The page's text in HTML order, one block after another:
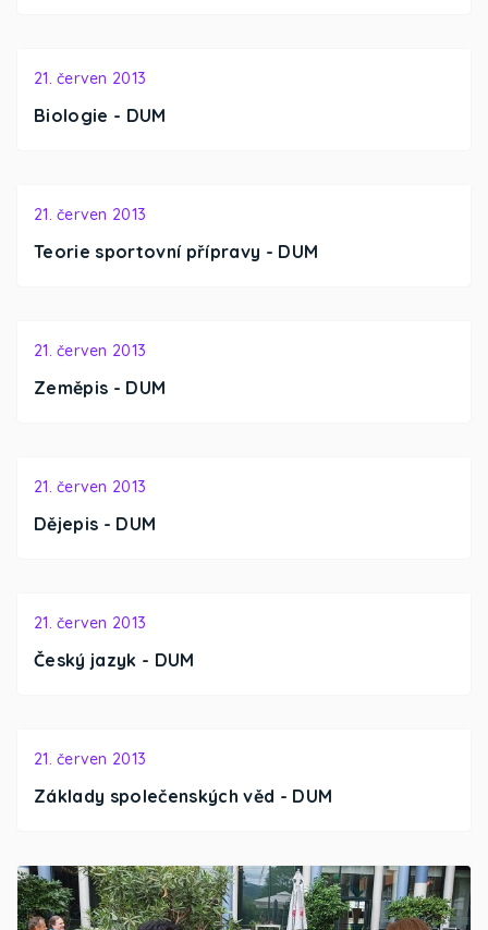
Biologie - DUM
21. červen 2013
Teorie sportovní přípravy - DUM
21. červen 2013
Zeměpis - DUM
21. červen 2013
Dějepis - DUM
21. červen 2013
Český jazyk - DUM
21. červen 2013
Základy společenských věd - DUM
21. červen 2013